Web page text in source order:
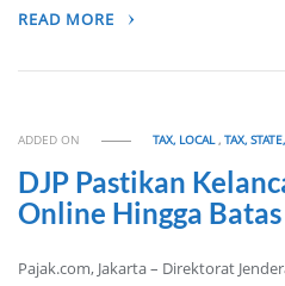
READ MORE
ADDED ON TAX, LOCAL,TAX,
DJP Pastikan
Online Hingga
Pajak.com, Jakarta – Direktorat